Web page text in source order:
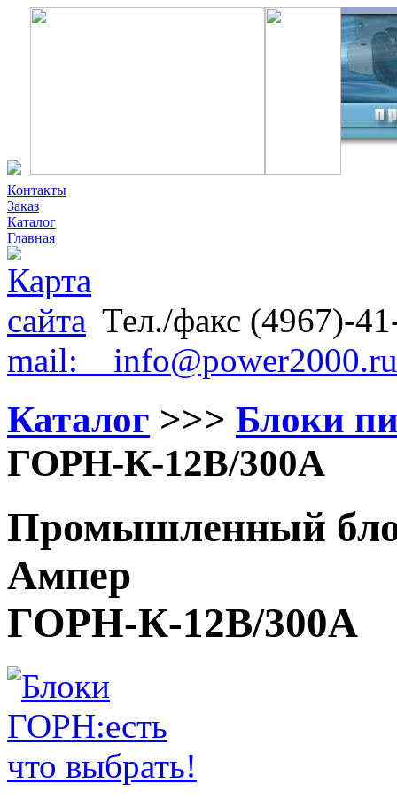
Контакты
Заказ
Каталог
Главная
Тел./факс (4967)-
mail: info@power2000.ru
Каталог >>> Блоки
ГОРН-К-12В/300А
Промышленный
Ампер
ГОРН-К-12В/300А